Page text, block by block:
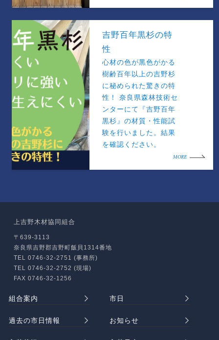
吉野百年黒杉の特
性
心材の色が黒色がかる
樹齢百年以上の吉野杉
に秘められた驚きの特
性！ 奈良県森林技術セ
ンターにて『吉野百年
黒杉』の材質・性能試
験を行いました。結果
を確認ください。
MORE
上吉野木材協同組合
〒639-3113
奈良県吉野郡吉野町飯貝1314番地
TEL 0746-32-2751 (事務所)
TEL 0746-32-2752 (現場)
FAX 0746-32-1256
組合案内 市日
過去の市日情報 お知らせ